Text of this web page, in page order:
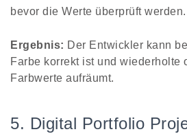
bevor die Werte überprüft werden.
Ergebnis: Der Entwickler kann
Farbe korrekt ist und wiederholte
Farbwerte aufräumt.
5. Digital Portfolio